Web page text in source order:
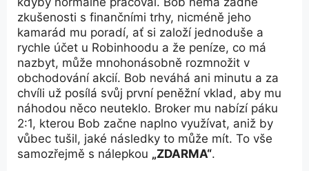
zkušenosti s finančními trhy, nicméně jeho
kamarád mu poradí, ať si založí jednoduše a
rychle účet u Robinhoodu a že peníze, co má
nazbyt, může mnohonásobně rozmnožit v
obchodování akcií. Bob neváhá ani minutu a za
chvíli už posílá svůj první peněžní vklad, aby mu
náhodou něco neuteklo. Broker mu nabízí páku
2:1, kterou Bob začne naplno využívat, aniž by
vůbec tušil, jaké následky to může mít. To vše
samozřejmě s nálepkou „ZDARMA“.